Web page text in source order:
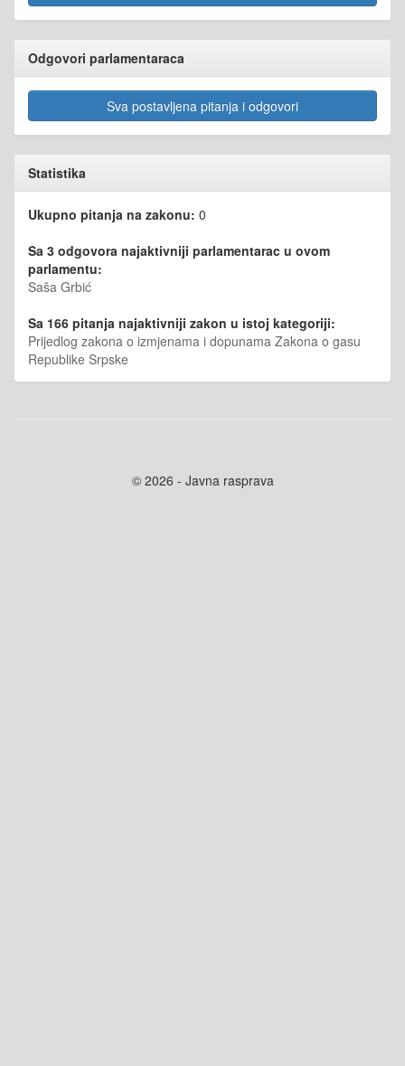
Odgovori parlamentaraca
Sva postavljena pitanja i odgovori
Statistika
Ukupno pitanja na zakonu: 0
Sa 3 odgovora najaktivniji parlamentarac u ovom
parlamentu:
Saša Grbić
Sa 166 pitanja najaktivniji zakon u istoj kategoriji:
Prijedlog zakona o izmjenama i dopunama Zakona o gasu
Republike Srpske
© 2026 - Javna rasprava